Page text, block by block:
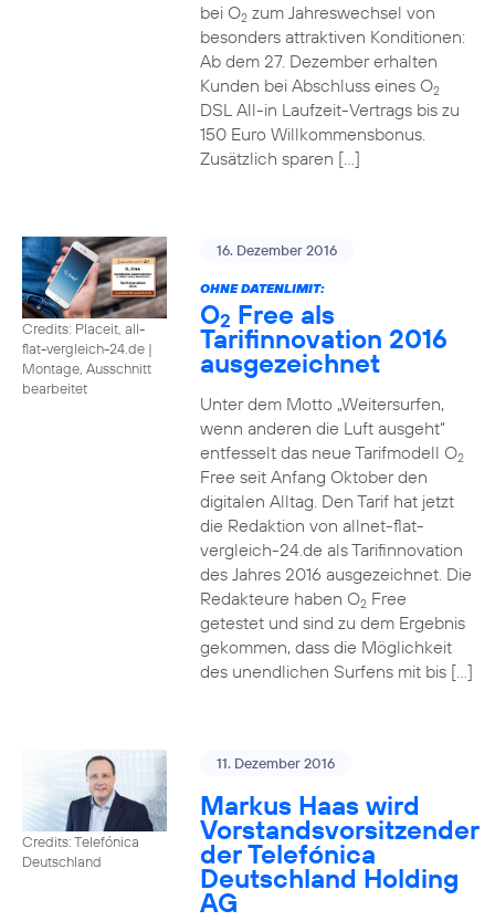
bei O2zum Jahreswechsel von
besonders attraktiven Konditionen:
Ab dem 27. Dezember erhalten
Kunden bei Abschluss eines O2
DSL All-in Laufzeit-Vertrags bis zu
150 Euro Willkommensbonus.
Zusätzlich sparen […]
Credits: Placeit, all-
flat-vergleich-24.de |
Montage, Ausschnitt
bearbeitet
16. Dezember 2016
OHNE DATENLIMIT:
O2 Free als
Tarifinnovation 2016
ausgezeichnet
Unter dem Motto „Weitersurfen,
wenn anderen die Luft ausgeht“
entfesselt das neue Tarifmodell O2
Free seit Anfang Oktober den
digitalen Alltag. Den Tarif hat jetzt
die Redaktion von allnet-flat-
vergleich-24.de als Tarifinnovation
des Jahres 2016 ausgezeichnet. Die
Redakteure haben O2Free
getestet und sind zu dem Ergebnis
gekommen, dass die Möglichkeit
des unendlichen Surfens mit bis […]
Credits: Telefónica
Deutschland
11. Dezember 2016
Markus Haas wird
Vorstandsvorsitzender
der Telefónica
Deutschland Holding
AG